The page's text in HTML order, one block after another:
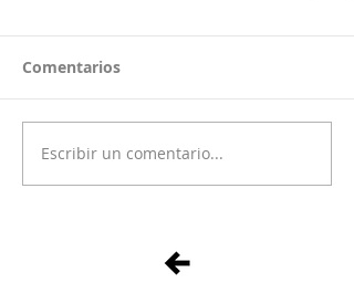
Comentarios
Escribir un comentario...